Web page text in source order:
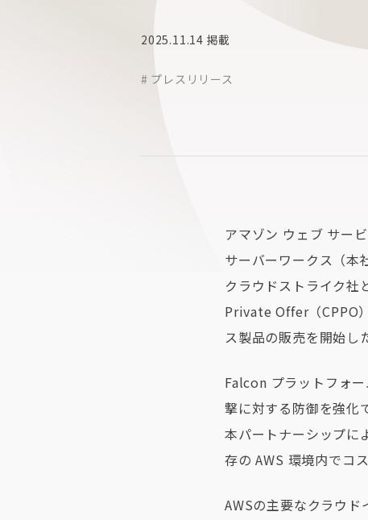
2025.11.14 掲載
# プレスリリース
アマゾン ウェブ サー
サーバーワークス（本
クラウドストライク
Private Offer（CPPO
ス製品の販売を開始し
Falcon プラットフォ
撃に対する防御を強化
本パートナーシップに
存の AWS 環境内でコ
AWSの主要なクラウ